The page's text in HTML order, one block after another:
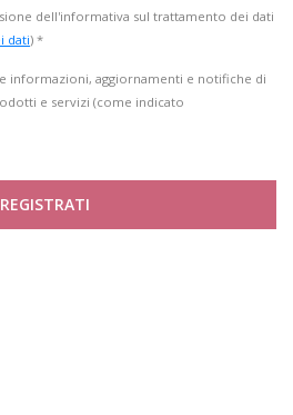
dell'informativa sul trattamento dei dati
dati) *
informazioni, aggiornamenti e notifiche di
e servizi (come indicato
REGISTRATI